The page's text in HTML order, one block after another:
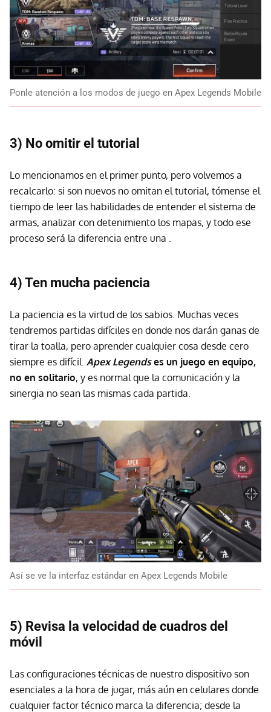
Ponle atención a los modos de juego en Apex Legends Mobile
3) No omitir el tutorial
Lo mencionamos en el primer punto, pero volvemos a
recalcarlo: si son nuevos no omitan el tutorial, tómense el
tiempo de leer las habilidades de entender el sistema de
armas, analizar con detenimiento los mapas, y todo ese
proceso será la diferencia entre una .
4) Ten mucha paciencia
La paciencia es la virtud de los sabios. Muchas veces
tendremos partidas difíciles en donde nos darán ganas de
tirar la toalla, pero aprender cualquier cosa desde cero
siempre es difícil. Apex Legendses un juego en equipo,
no en solitario, y es normal que la comunicación y la
sinergia no sean las mismas cada partida.
Así se ve la interfaz estándar en Apex Legends Mobile
5) Revisa la velocidad de cuadros del
móvil
Las configuraciones técnicas de nuestro dispositivo son
esenciales a la hora de jugar, más aún en celulares donde
cualquier factor técnico marca la diferencia; desde la